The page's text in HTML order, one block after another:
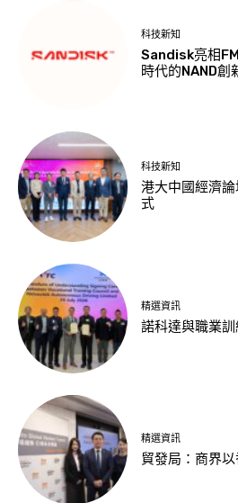
科技新知
Sandisk亮相
時代的NAND創
科技新知
港大中國經濟
式
精選資訊
諾科達與職業
精選資訊
貿發局：商界